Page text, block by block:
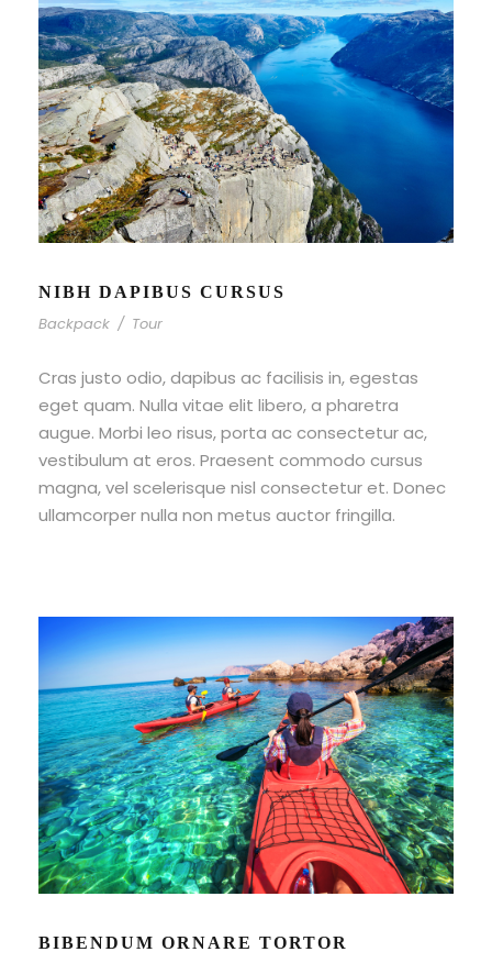
NIBH DAPIBUS CURSUS
Backpack / Tour
Cras justo odio, dapibus ac facilisis in, egestas
eget quam. Nulla vitae elit libero, a pharetra
augue. Morbi leo risus, porta ac consectetur ac,
vestibulum at eros. Praesent commodo cursus
magna, vel scelerisque nisl consectetur et. Donec
ullamcorper nulla non metus auctor fringilla.
BIBENDUM ORNARE TORTOR